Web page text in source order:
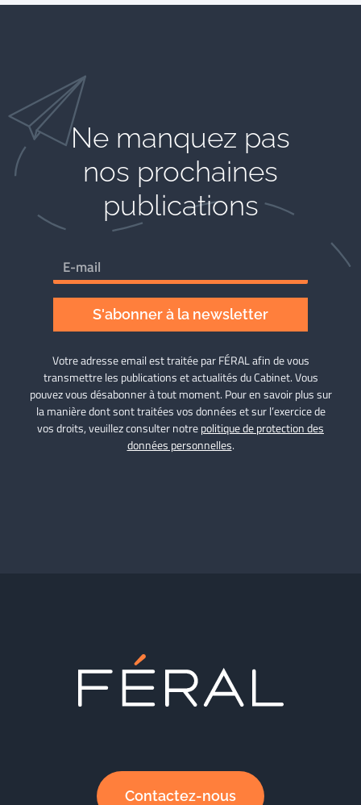
Ne manquez pas
nos prochaines
publications
S'abonner à la newsletter
Votre adresse email est traitée par FÉRAL afin de vous
transmettre les publications et actualités du Cabinet. Vous
pouvez vous désabonner à tout moment. Pour en savoir plus sur
la manière dont sont traitées vos données et sur l’exercice de
vos droits, veuillez consulter notrepolitique de protection des
données personnelles.
Contactez-nous